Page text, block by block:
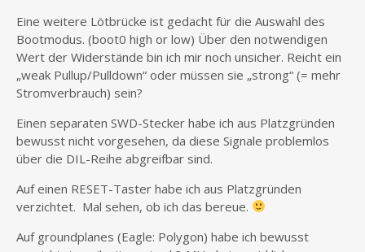
Eine weitere Lötbrücke ist gedacht für die Auswahl des
Bootmodus. (boot0 high or low) Über den notwendigen
Wert der Widerstände bin ich mir noch unsicher. Reicht ein
„weak Pullup/Pulldown“ oder müssen sie „strong“ (= mehr
Stromverbrauch) sein?
Einen separaten SWD-Stecker habe ich aus Platzgründen
bewusst nicht vorgesehen, da diese Signale problemlos
über die DIL-Reihe abgreifbar sind.
Auf einen RESET-Taster habe ich aus Platzgründen
verzichtet. Mal sehen, ob ich das bereue.
Auf groundplanes (Eagle: Polygon) habe ich bewusst